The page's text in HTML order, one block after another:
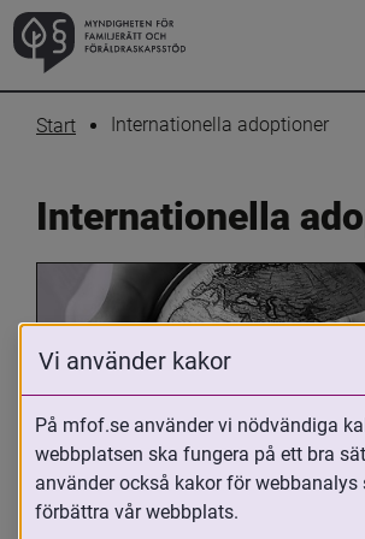
Start Internationella adoptioner
Internationella
Oavsett om du är adopterad,
adoptivförälder eller arbetar
Vi använder kakor
På mfof.se använder vi nödvändiga
webbplatsen ska fungera på ett bra
använder också kakor för webbanalys
förbättra vår webbplats.